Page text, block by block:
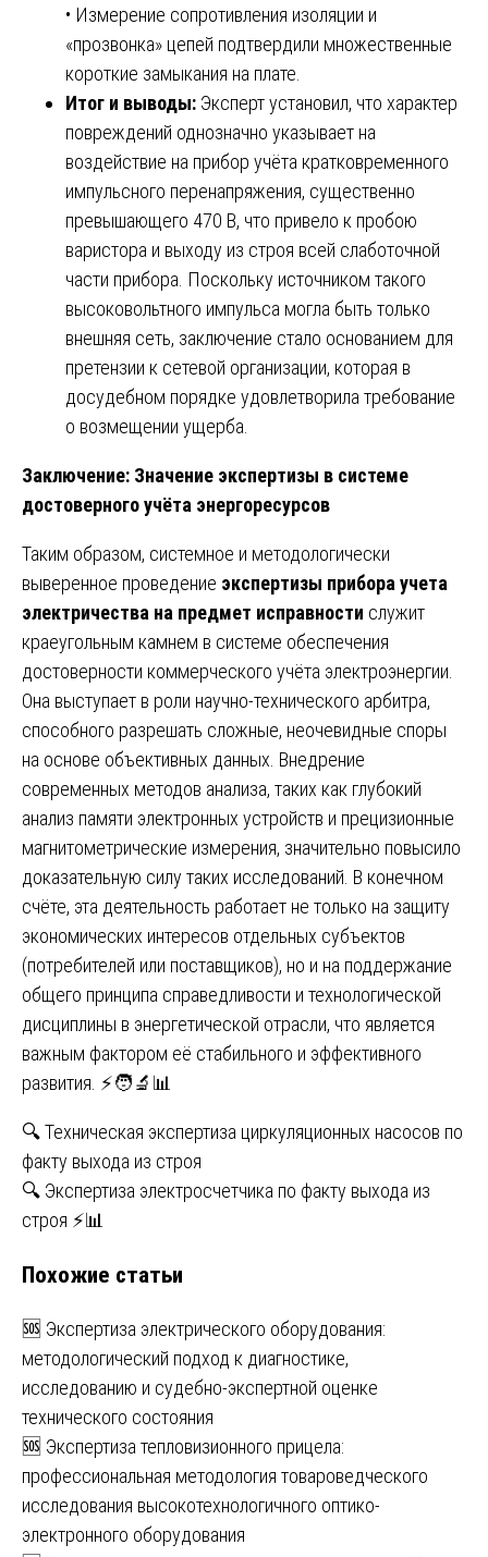
• Измерение сопротивления изоляции и
«прозвонка» цепей подтвердили множественные
короткие замыкания на плате.
Итог и выводы: Эксперт установил, что характер
повреждений однозначно указывает на
воздействие на прибор учёта кратковременного
импульсного перенапряжения, существенно
превышающего 470 В, что привело к пробою
варистора и выходу из строя всей слаботочной
части прибора. Поскольку источником такого
высоковольтного импульса могла быть только
внешняя сеть, заключение стало основанием для
претензии к сетевой организации, которая в
досудебном порядке удовлетворила требование
о возмещении ущерба.
Заключение: Значение экспертизы в системе
достоверного учёта энергоресурсов
Таким образом, системное и методологически
выверенное проведение экспертизы прибора учета
электричества на предмет исправности служит
краеугольным камнем в системе обеспечения
достоверности коммерческого учёта электроэнергии.
Она выступает в роли научно-технического арбитра,
способного разрешать сложные, неочевидные споры
на основе объективных данных. Внедрение
современных методов анализа, таких как глубокий
анализ памяти электронных устройств и прецизионные
магнитометрические измерения, значительно повысило
доказательную силу таких исследований. В конечном
счёте, эта деятельность работает не только на защиту
экономических интересов отдельных субъектов
(потребителей или поставщиков), но и на поддержание
общего принципа справедливости и технологической
дисциплины в энергетической отрасли, что является
важным фактором её стабильного и эффективного
развития. ⚡🧑‍🔬📊
Навигация
по
записям
🔍 Техническая экспертиза циркуляционных насосов по
факту выхода из строя
🔍 Экспертиза электросчетчика по факту выхода из
строя ⚡📊
Похожие статьи
🆘 Экспертиза электрического оборудования:
методологический подход к диагностике,
исследованию и судебно-экспертной оценке
технического состояния
🆘 Экспертиза тепловизионного прицела:
профессиональная методология товароведческого
исследования высокотехнологичного оптико-
электронного оборудования